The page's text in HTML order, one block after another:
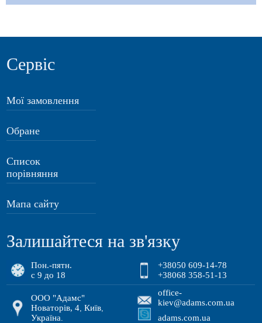
Сервіс
Мої замовлення
Обране
Список
порівняння
Мапа сайту
Залишайтеся на зв'язку
Пон.-пятн.
с 9 до 18
+38050 609-14-78
+38068 358-51-13
ООО "Адамс"
Новаторів, 4 ,Київ
Україна
office-
kiev@adams.com.ua
adams.com.ua